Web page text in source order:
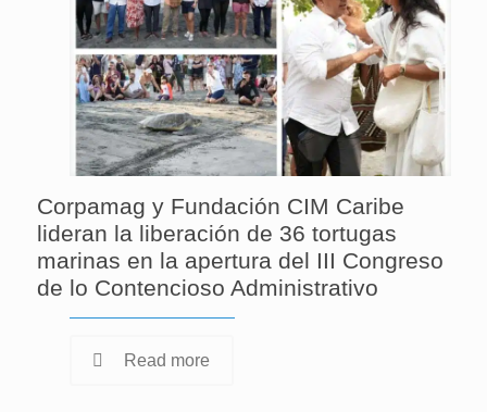
Corpamag y Fundación CIM Caribe
lideran la liberación de 36 tortugas
marinas en la apertura del III Congreso
de lo Contencioso Administrativo
Read more